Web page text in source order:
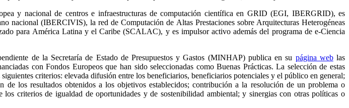
y nacional de centros e infraestructuras de computación científica en GRID (EGI, IBERGRID), es
nacional (IBERCIVIS), la red de Computación de Altas Prestaciones sobre Arquitecturas Heterogéneas
para América Latina y el Caribe (SCALAC), y es impulsor activo además del programa de e-Ciencia
de la Secretaría de Estado de Presupuestos y Gastos (MINHAP) publica en su página weblas
con Fondos Europeos que han sido seleccionadas como Buenas Prácticas. La selección de estas
criterios: elevada difusión entre los beneficiarios, beneficiarios potenciales y el público en general;
de los resultados obtenidos a los objetivos establecidos; contribución a la resolución de un problema o
criterios de igualdad de oportunidades y de sostenibilidad ambiental; y sinergias con otras políticas o